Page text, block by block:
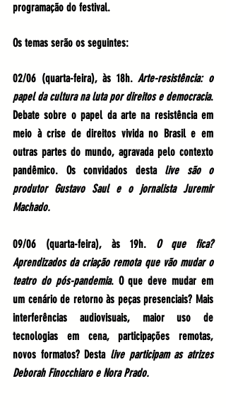
programação do festival.
Os temas serão os seguintes:
02/06 (quarta-feira), às 18h. Arte-resistência: o
papel da cultura na luta por direitos e democracia.
Debate sobre o papel da arte na resistência em
meio à crise de direitos vivida no Brasil e em
outras partes do mundo, agravada pelo contexto
pandêmico. Os convidados desta live são o
produtor Gustavo Saul e o jornalista Juremir
Machado.
09/06 (quarta-feira), às 19h. O que fica?
Aprendizados da criação remota que vão mudar o
teatro do pós-pandemia. O que deve mudar em
um cenário de retorno às peças presenciais? Mais
interferências audiovisuais, maior uso de
tecnologias em cena, participações remotas,
novos formatos? Desta live participam as atrizes
Deborah Finocchiaro e Nora Prado.